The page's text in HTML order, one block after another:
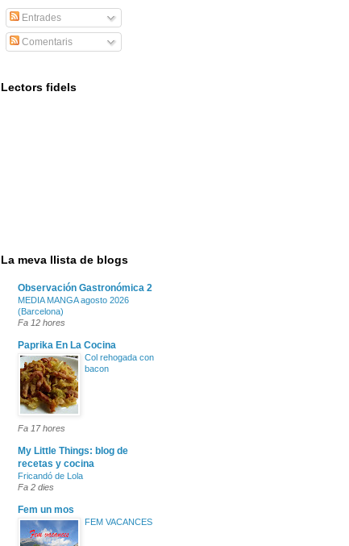
Entrades
Comentaris
Lectors fidels
La meva llista de blogs
Observación Gastronómica 2
MEDIA MANGA agosto 2026
(Barcelona)
Fa 12 hores
Paprika En La Cocina
Col rehogada con
bacon
Fa 17 hores
My Little Things: blog de
recetas y cocina
Fricandó de Lola
Fa 2 dies
Fem un mos
FEM VACANCES